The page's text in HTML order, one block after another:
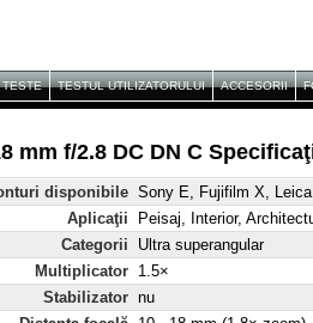
TESTE TESTUL UTILIZATORULUI ACCESORII
mm f/2.8 DC DN C
disponibile Sony E, Fujifilm X,
Aplicaţii
Peisaj, Interior,
Categorii
Ultra superangular
Multiplicator 1.5×
Stabilizator nu